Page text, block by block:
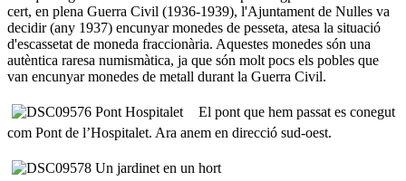
cert, en plena Guerra Civil (1936-1939), l'Ajuntament de Nulles va
decidir (any 1937) encunyar monedes de pesseta, atesa la situació
d'escassetat de moneda fraccionària. Aquestes monedes són una
autèntica raresa numismàtica, ja que són molt pocs els pobles que
van encunyar monedes de metall durant la Guerra Civil.
El pont que hem passat es conegut
com Pont de l’Hospitalet. Ara anem en direcció sud-oest.